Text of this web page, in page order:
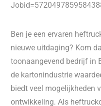
Ben je een ervaren
nieuwe uitdaging? Kom
toonaangevend bedrijf in
de kartonindustrie
biedt veel mogelijkheden
ontwikkeling. Als